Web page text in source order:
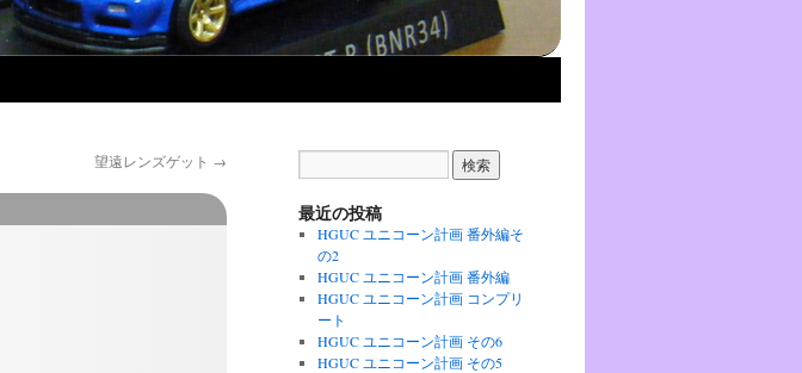
望遠レンズゲット →
最近の投稿
HGUC ユニコーン計画 番外編そ
の2
HGUC ユニコーン計画 番外編
HGUC ユニコーン計画 コンプリ
ート
HGUC ユニコーン計画 その6
HGUC ユニコーン計画 その5